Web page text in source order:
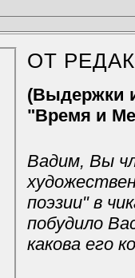
ОТ
(Выдержки
"Время и
Вадим, Вы
поэзии" в
побудило
какова его